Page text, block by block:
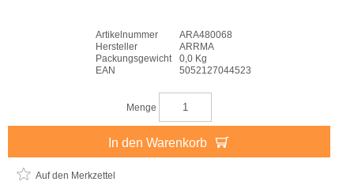
Artikelnummer
ARA480068
Hersteller
ARRMA
Packungsgewicht
0,0 Kg
EAN
5052127044523
Menge
In den Warenkorb
Auf den Merkzettel